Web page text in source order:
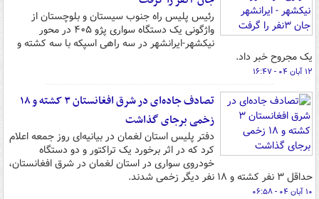
رئیس پلیس راه جنوب سیستان و بلوچستان از
واژگونی یک دستگاه سواری پژو ۴۰۵ در محور
نیکشهر-ایرانشهر در سه راهی اسپکه با سه کشته و
یک مجروح خبر داد.
۱۲ آبان ۰۴ - ۱۶:۴۷
تصادف جاده‌ای در شرق افغانستان ۳ کشته و ۱۸
زخمی برجای گذاشت
دفتر پلیس استان لغمان در بیانیه‌ای روز جمعه اعلام
کرد که در اثر برخورد یک تراکتور و دو دستگاه
خودروی سواری در استان لغمان در شرق افغانستان،
حداقل ۳ نفر کشته و ۱۸ نفر دیگر زخمی شدند.
۱۰ آبان ۰۴ - ۰۶:۵۸